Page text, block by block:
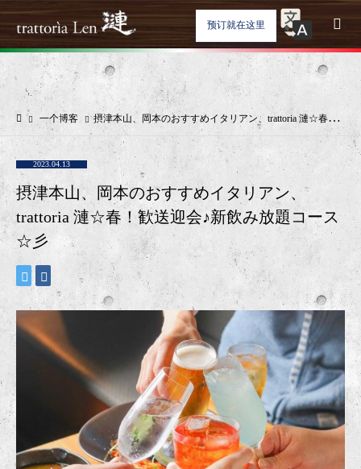
预订就在这里
一个博客 摂津本山、岡本のおすすめイタリアン、trattoria 漣☆春！歓送迎会♪新飲み放題コース☆彡
2023.04.13
摂津本山、岡本のおすすめイタリアン、
trattoria 漣☆春！歓送迎会♪新飲み放題コース
☆彡